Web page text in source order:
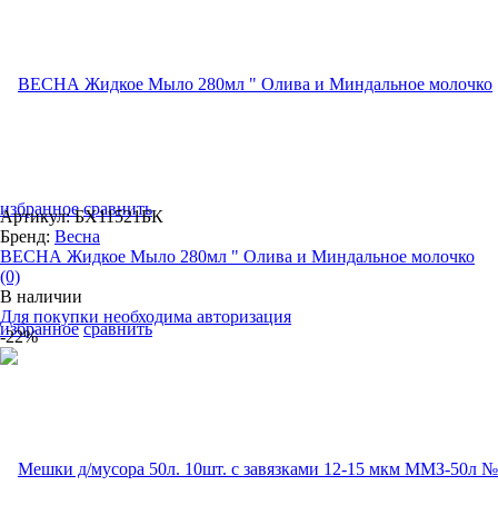
избранное сравнить
избранное сравнить
Артикул: БХ11521БК
Бренд: Весна
ВЕСНА Жидкое Мыло 280мл " Олива и Миндальное молочко
(0)
В наличии
Для покупки необходима авторизация
-22%